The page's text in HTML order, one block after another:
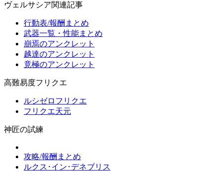
ヴェルサシア関連記事
行動表/報酬まとめ
武器一覧・性能まとめ
崩焉のアンクレット
越達のアンクレット
竟極のアンクレット
高難易度フリクエ
ルシゼロフリクエ
フリクエ天元
神匠の試練
攻略/報酬まとめ
ルクス･イン･デネブリス